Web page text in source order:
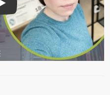
Творческие лаборатории в